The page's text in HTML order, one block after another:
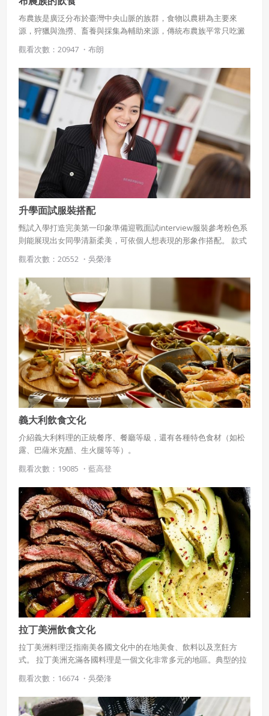
布農族是廣泛分布於臺灣中央山脈的族群，食物以農耕為主要來
源，狩獵與漁撈、畜養與採集為輔助來源，傳統布農族平常只吃澱
粉類食物與豆類、野菜，有慶典時才會食用肉類。接著就來看看布
農族的傳統飲食內容吧！
觀看次數：20947 ・ 布朗
升學面試服裝搭配
甄試入學打造完美第一印象準備迎戰面試interview服裝參考粉色系
則能展現出女同學清新柔美，可依個人想表現的形象作搭配。 款式
單純最好，不要有抓皺、拼接、蝴蝶結、荷葉邊、蕾絲之類之類
的。襯衫袖子的長度要超過西裝外套袖長1~1.5cm，這是正式的穿
法，也比較好看。面試服裝完全面試密笈
觀看次數：20552 ・ 吳榮浲
義大利飲食文化
介紹義大利料理的正統餐序、餐廳等級，還有各種特色食材（如松
露、巴薩米克醋、生火腿等等）。
觀看次數：19085 ・ 藍高登
拉丁美洲飲食文化
拉丁美洲料理泛指南美各國文化中的在地美食、飲料以及烹飪方
式。 拉丁美洲充滿各國料理是一個文化非常多元的地區。典型的拉
丁美食有以玉米為主要食材的料理：墨西哥薄餅、墨西哥粽、墨西
哥夾餅、普普沙餅（pupusa）和玉米麵包（arepa）等等墨西哥薄
餅墨西哥粽，是中部美洲的傳統食品。 由馬薩或麵團（通常基於玉
米的澱粉）包裹在玉米殼或香蕉葉的外皮中蒸熟，外皮在吃之前丟
觀看次數：16674 ・ 吳榮浲
還沒有註冊帳號嗎？點擊立刻註冊
想起密碼了嗎？點擊立刻登入
已閱讀使用條款和隱私政策
已經有註冊帳號了嗎？點擊立刻登入
衍生著作：係指就授權內容改作之創作。
二、會員規範
會員同意遵守本系統之會員規範、著作權條款及隱私權政
違反前項約定者，本系統得終止會員資格。
三、著作權授權
會員得於本系統內使用授權內容，除經著作權人有標示採取
創用CC授權或其他授權者，會員不得重製、轉載、散布或類
似方法流通授權內容。
本系統防盜拷措施或類似措施，會員不得予以破解、破壞或
以其他方法規避。
會員使用本系統之費用，由吉寶系統公司定之並按月收取。
吉寶系統公司得不定期公告與調整費用。
四、會員授權
會員享有其創作之衍生著作的著作權，但會員同意吉寶系統
公司得於該著作權存續期間內無償使用，包括再授權之權
利。
本條約定不因本合約終止而失效。
五、聲明保證
會員聲明並保證會員於使用本系統時創作、上傳或張貼的著
作物，會員享有所有權或經合法授權。
如會員違反前項約定致吉寶系統公司遭追訴、請求或求償
者，吉寶系統公司應立即通知會員，必要時本系統得移除爭
議內容。會員應協助相關程序並負擔吉寶系統公司因此所生
支出（包括律師費用）、損害及損失。
會員違反本合約或本系統任一規定者，吉寶系統公司得終止
償或賠償。
七、合意管轄
雙方合意專以臺灣臺北地方法院為第一審管轄法
院。
我同意上述會員條款
同意上述條款，確定註冊